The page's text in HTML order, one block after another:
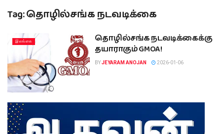
Tag:தொழில்சங்க நடவடிக்கை
இலங்கை
தொழில்சங்க நடவடிக்கைக்கு
தயாராகும் GMOA!
BYJEYARAM ANOJAN 2026-01-06